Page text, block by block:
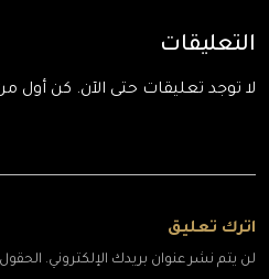
التعليقات
لا توجد تعليقات حتى الآن. كن أول
اترك تعليق
لن يتم نشر عنوان بريدك الإلكتروني. الحقول